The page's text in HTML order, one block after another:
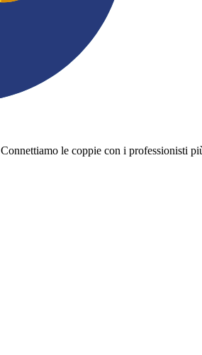
Connettiamo le coppie con i professionisti